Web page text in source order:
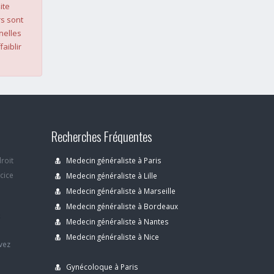
sont
Recherches Fréquentes
Medecin généraliste à Paris
Medecin généraliste à Lille
Medecin généraliste à Marseille
Medecin généraliste à Bordeaux
Medecin généraliste à Nantes
Medecin généraliste à Nice
Gynécoloque à Paris